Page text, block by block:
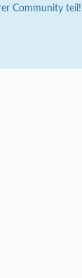
Community teil!